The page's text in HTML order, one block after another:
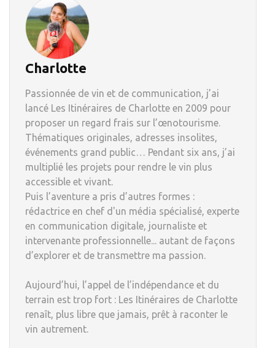
Charlotte
Passionnée de vin et de communication, j’ai
lancé Les Itinéraires de Charlotte en 2009 pour
proposer un regard frais sur l’œnotourisme.
Thématiques originales, adresses insolites,
événements grand public… Pendant six ans, j’ai
multiplié les projets pour rendre le vin plus
accessible et vivant.
Puis l’aventure a pris d’autres formes :
rédactrice en chef d'un média spécialisé, experte
en communication digitale, journaliste et
intervenante professionnelle... autant de façons
d’explorer et de transmettre ma passion.
Aujourd’hui, l’appel de l’indépendance et du
terrain est trop fort : Les Itinéraires de Charlotte
renaît, plus libre que jamais, prêt à raconter le
vin autrement.